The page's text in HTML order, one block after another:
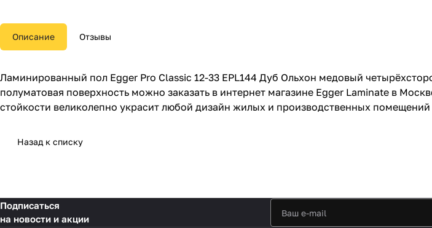
Описание Отзывы
Ламинированный пол Egger Pro Classic 12-33 EPL144 Дуб Ольхон медовый
полуматовая поверхность можно заказать в интернет магазине Egger Laminate в
стойкости великолепно украсит любой дизайн жилых и производственных
Назад к списку
Подписаться
на новости и акции